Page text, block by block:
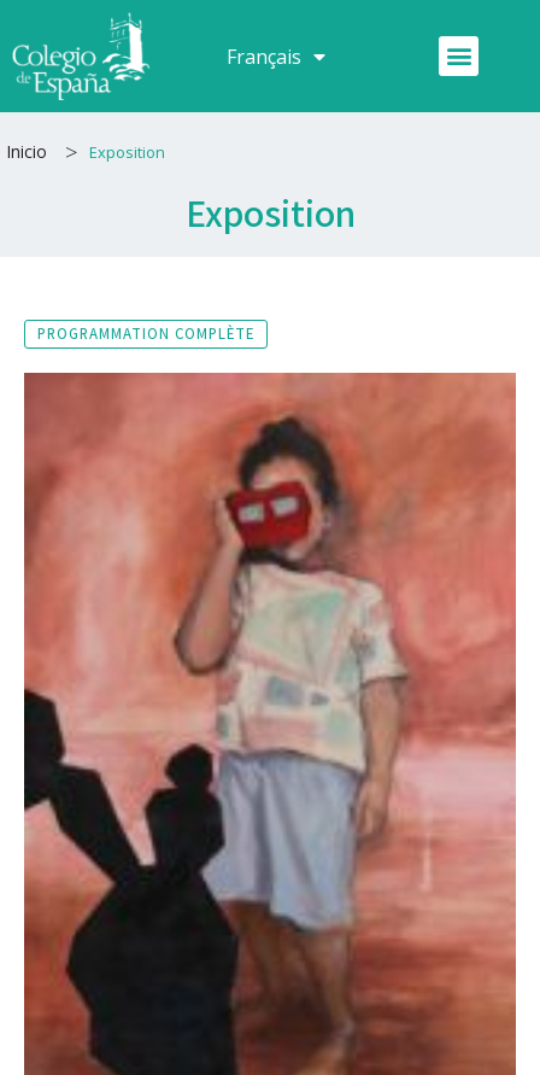
au
contenu
Français
Español Menu
Inicio > Exposition
Exposition
PROGRAMMATION COMPLÈTE